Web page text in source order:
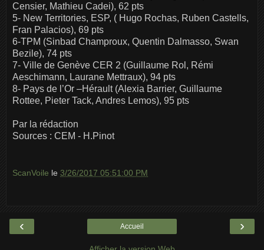
Censier, Mathieu Cadei), 62 pts
5- New Territories, ESP, ( Hugo Rochas, Ruben Castells,
Fran Palacios), 69 pts
6-TPM (Sinbad Champroux, Quentin Dalmasso, Swan
Bezile), 74 pts
7- Ville de Genève CER 2 (Guillaume Rol, Rémi
Aeschimann, Laurane Mettraux), 94 pts
8- Pays de l’Or –Hérault (Alexia Barrier, Guillaume
Rottee, Pieter Tack, Andres Lemos), 95 pts
Par la rédaction
Sources : CEM - H.Pinot
ScanVoile le 3/26/2017 05:51:00 PM
‹ ›
Accueil